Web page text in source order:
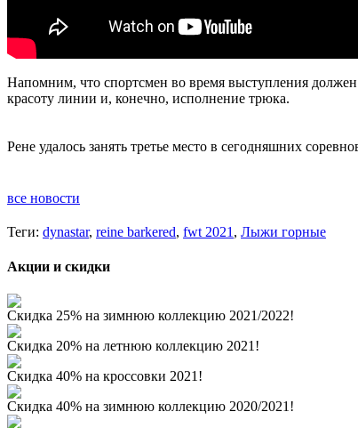
Напомним, что спортсмен во время выступления
красоту линии и, конечно, исполнение трюка.
Рене удалось занять третье место в сегодняшних
все новости
Теги: dynastar, reine barkered, fwt 2021 , Лыжи горные
Акции и скидки
Скидка 25% на зимнюю коллекцию 2021/2022!
Скидка 20% на летнюю коллекцию 2021!
Скидка 40% на кроссовки 2021!
Скидка 40% на зимнюю коллекцию 2020/2021!